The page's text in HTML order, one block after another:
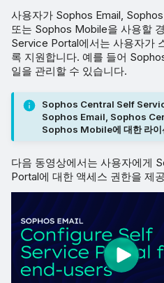
사용자가 Sophos Email,
또는 Sophos Mobile을 사용할
Service Portal에서는 사용자가
록 지원합니다. 예를 들어
일을 관리할 수 있습니다.
Sophos Central Self
Sophos Email, Sophos
Sophos Mobile에 대한 라이
다음 동영상에서는 사용자에게
Portal에 대한 액세스 권한을 제